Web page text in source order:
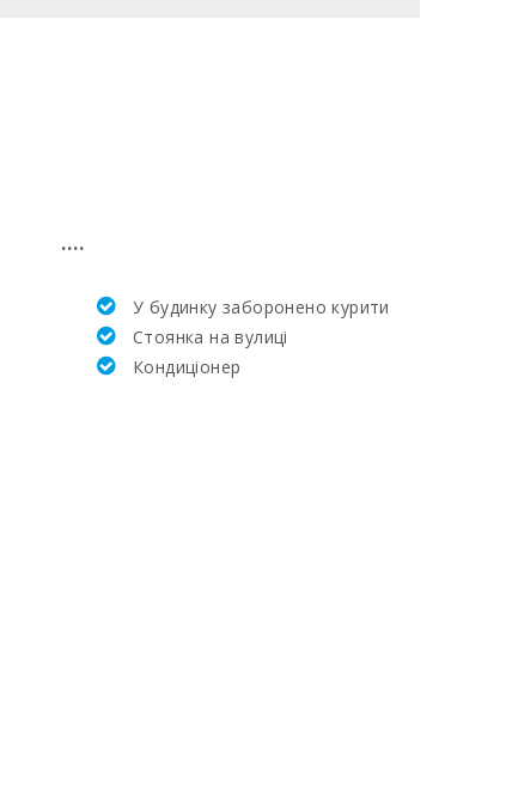
26.2
....
У будинку заборонено курити
Стоянка на вулиці
Кондиціонер